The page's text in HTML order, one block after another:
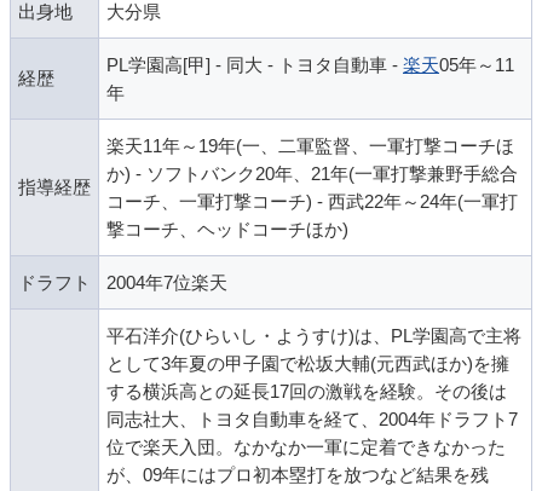
出身地 大分県
経歴
PL学園高[甲] - 同大 - トヨタ自動車 - 楽天05年～11
年
指導経歴
楽天11年～19年(一、二軍監督、一軍打撃コーチほ
か) - ソフトバンク20年、21年(一軍打撃兼野手総合
コーチ、一軍打撃コーチ) - 西武22年～24年(一軍打
撃コーチ、ヘッドコーチほか)
ドラフト 2004年7位楽天
平石洋介(ひらいし・ようすけ)は、PL学園高で主将
として3年夏の甲子園で松坂大輔(元西武ほか)を擁
する横浜高との延長17回の激戦を経験。その後は
同志社大、トヨタ自動車を経て、2004年ドラフト7
位で楽天入団。なかなか一軍に定着できなかった
が、09年にはプロ初本塁打を放つなど結果を残